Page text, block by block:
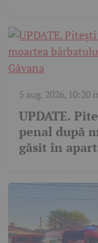
5 aug. 2026, 10:20
UPDATE.
penal după
găsit în